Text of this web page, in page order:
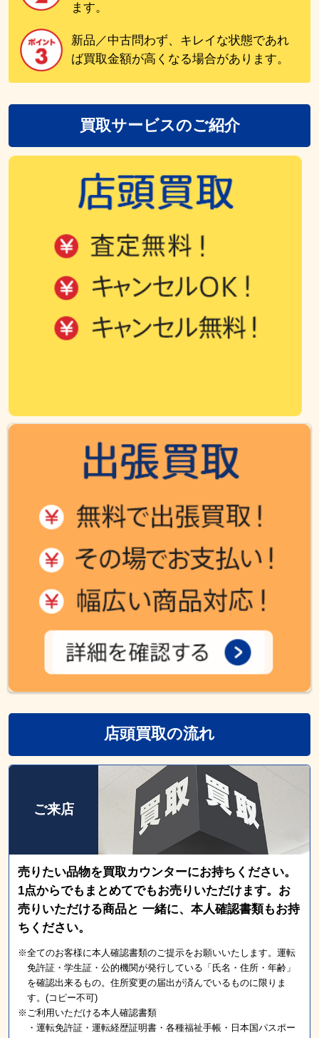
ます。
新品／中古問わず、キレイな状態であれ
ば買取金額が高くなる場合があります。
買取サービスのご紹介
店頭買取の流れ
ご来店
売りたい品物を買取カウンターにお持ちください。
1点からでもまとめてでもお売りいただけます。お
売りいただける商品と 一緒に、本人確認書類もお持
ちください。
※全てのお客様に本人確認書類のご提示をお願いいたします。運転
免許証・学生証・公的機関が発行している「氏名・住所・年齢」
を確認出来るもの。住所変更の届出が済んでいるものに限りま
す。(コピー不可)
※ご利用いただける本人確認書類
・運転免許証・運転経歴証明書・各種福祉手帳・日本国パスポー